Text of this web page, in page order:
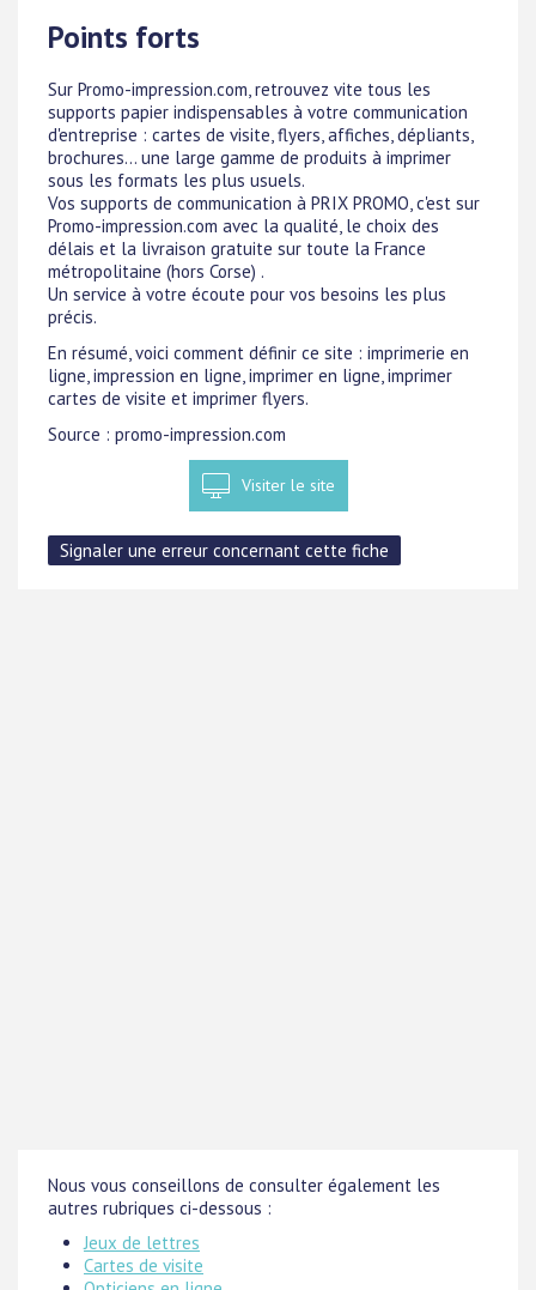
Points forts
Sur Promo-impression.com, retrouvez vite tous les
supports papier indispensables à votre communication
d'entreprise : cartes de visite, flyers, affiches, dépliants,
brochures... une large gamme de produits à imprimer
sous les formats les plus usuels.
Vos supports de communication à PRIX PROMO, c'est sur
Promo-impression.com avec la qualité, le choix des
délais et la livraison gratuite sur toute la France
métropolitaine (hors Corse) .
Un service à votre écoute pour vos besoins les plus
précis.
En résumé, voici comment définir ce site : imprimerie en
ligne, impression en ligne, imprimer en ligne, imprimer
cartes de visite et imprimer flyers.
Source : promo-impression.com
Visiter le site
Nous vous conseillons de consulter également les
autres rubriques ci-dessous :
Jeux de lettres
Cartes de visite